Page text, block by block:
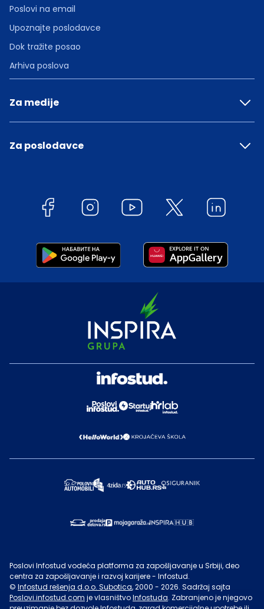
Poslovi na email
Upoznajte poslodavce
Dok tražite posao
Arhiva poslova
Za medije
Za poslodavce
Poslovi Infostud vodeća platforma za zapošljavanje u Srbiji, deo
centra za zapošljavanje i razvoj karijere - Infostud.
© Infostud rešenja d.o.o. Subotica, 2000 - 2026. Sadržaj sajta
Poslovi.infostud.com je vlasništvoInfostuda. Zabranjeno je njegovo